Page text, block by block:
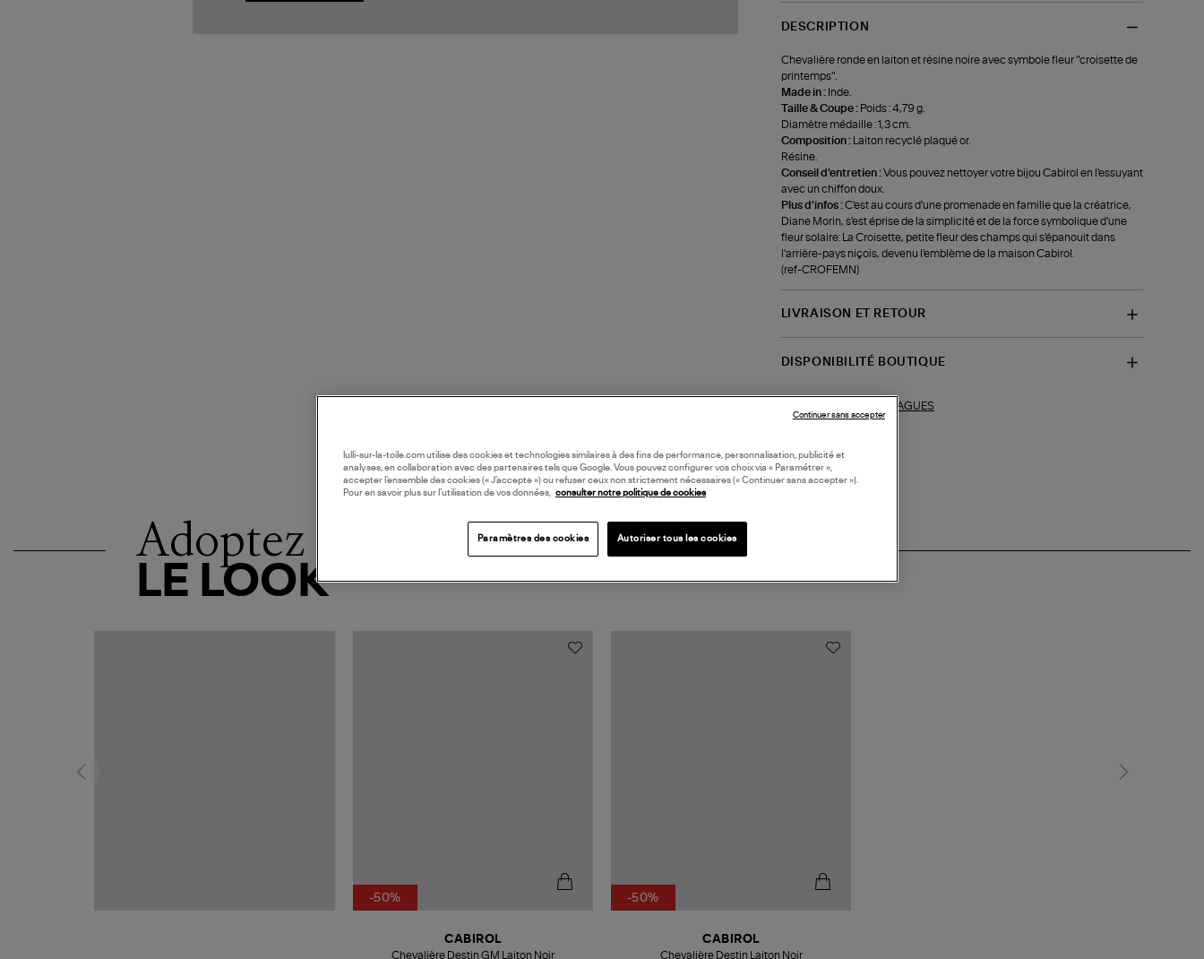
DESCRIPTION
Chevalière ronde en laiton et résine noire avec symbole fleur "croisette de
printemps".
Made in : Inde.
Taille & Coupe : Poids : 4,79 g.
Diamètre médaille : 1,3 cm.
Composition :
Laiton recyclé plaqué or.
Résine.
Conseil d'entretien :Vous pouvez nettoyer votre bijou Cabirol en l'essuyant
avec un chiffon doux.
Plus d'infos :C'est au cours d'une promenade en famille que la créatrice,
Diane Morin, s'est éprise de la simplicité et de la force symbolique d'une
fleur solaire: La Croisette, petite fleur des champs qui s'épanouit dans
l'arrière-pays niçois, devenu l'emblème de la maison Cabirol.
(ref-CROFEMN)
LIVRAISON ET RETOUR
DISPONIBILITÉ BOUTIQUE
BAGUES
Adoptez
LE LOOK
-50%
CABIROL
Chevalière Destin GM Laiton Noir
-50%
CABIROL
Chevalière Destin Laiton Noir
lulli-sur-la-toile.com utilise des cookies et technologies similaires à des fins de performance, personnalisation, publicité et
analyses, en collaboration avec des partenaires tels que Google. Vous pouvez configurer vos choix via « Paramétrer »,
accepter l’ensemble des cookies (« J’accepte ») ou refuser ceux non strictement nécessaires (« Continuer sans accepter »).
Pour en savoir plus sur l’utilisation de vos données, consulter notre politique de cookies
Paramètres des cookies Autoriser tous les cookies
Continuer sans accepter